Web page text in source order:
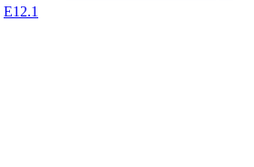
E12.1